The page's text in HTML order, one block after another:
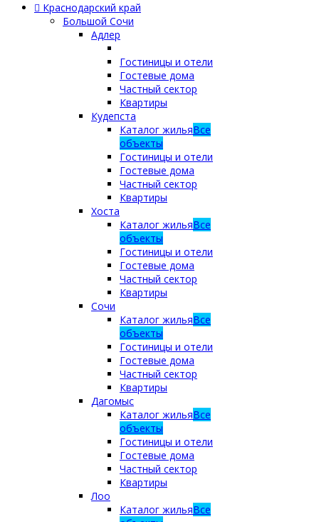
Краснодарский край
Большой Сочи
Адлер
Гостиницы и отели
Гостевые дома
Частный сектор
Квартиры
Кудепста
Каталог жильяВсе
объекты
Гостиницы и отели
Гостевые дома
Частный сектор
Квартиры
Хоста
Каталог жильяВсе
объекты
Гостиницы и отели
Гостевые дома
Частный сектор
Квартиры
Сочи
Каталог жильяВсе
объекты
Гостиницы и отели
Гостевые дома
Частный сектор
Квартиры
Дагомыс
Каталог жильяВсе
объекты
Гостиницы и отели
Гостевые дома
Частный сектор
Квартиры
Лоо
Каталог жильяВсе